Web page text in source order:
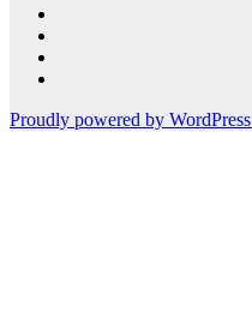
Proudly powered by WordPress